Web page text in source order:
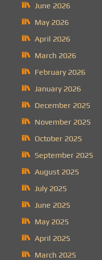
June 2026
May 2026
April 2026
March 2026
February 2026
January 2026
December 2025
November 2025
October 2025
September 2025
August 2025
July 2025
June 2025
May 2025
April 2025
March 2025